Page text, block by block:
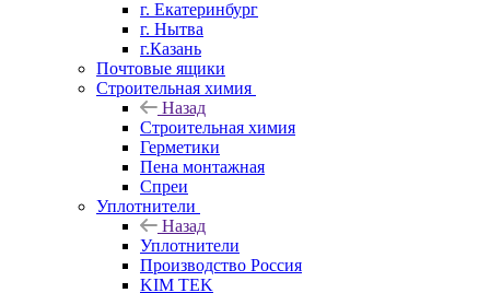
г. Екатеринбург
г. Нытва
г.Казань
Почтовые ящики
Строительная химия
Назад
Строительная химия
Герметики
Пена монтажная
Спреи
Уплотнители
Назад
Уплотнители
Производство Россия
KIM TEK